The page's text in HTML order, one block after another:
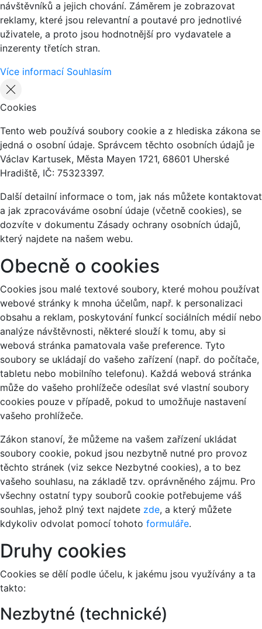
návštěvníků a jejich chování. Záměrem je zobrazovat
reklamy, které jsou relevantní a poutavé pro jednotlivé
uživatele, a proto jsou hodnotnější pro vydavatele a
inzerenty třetích stran.
Více informací Souhlasím
Cookies
Tento web používá soubory cookie a z hlediska zákona se
jedná o osobní údaje. Správcem těchto osobních údajů je
Václav Kartusek, Města Mayen 1721, 68601 Uherské
Hradiště, IČ: 75323397.
Další detailní informace o tom, jak nás můžete kontaktovat
a jak zpracováváme osobní údaje (včetně cookies), se
dozvíte v dokumentu Zásady ochrany osobních údajů,
který najdete na našem webu.
Obecně o cookies
Cookies jsou malé textové soubory, které mohou používat
webové stránky k mnoha účelům, např. k personalizaci
obsahu a reklam, poskytování funkcí sociálních médií nebo
analýze návštěvnosti, některé slouží k tomu, aby si
webová stránka pamatovala vaše preference. Tyto
soubory se ukládají do vašeho zařízení (např. do počítače,
tabletu nebo mobilního telefonu). Každá webová stránka
může do vašeho prohlížeče odesílat své vlastní soubory
cookies pouze v případě, pokud to umožňuje nastavení
vašeho prohlížeče.
Zákon stanoví, že můžeme na vašem zařízení ukládat
soubory cookie, pokud jsou nezbytně nutné pro provoz
těchto stránek (viz sekce Nezbytné cookies), a to bez
vašeho souhlasu, na základě tzv. oprávněného zájmu. Pro
všechny ostatní typy souborů cookie potřebujeme váš
souhlas, jehož plný text najdete zde, a který můžete
kdykoliv odvolat pomocí tohoto formuláře.
Druhy cookies
Cookies se dělí podle účelu, k jakému jsou využívány a ta
takto:
Nezbytné (technické)